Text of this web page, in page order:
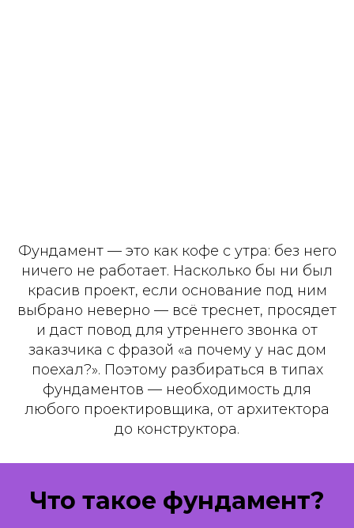
Фундамент — это как кофе с утра: без него
ничего не работает. Насколько бы ни был
красив проект, если основание под ним
выбрано неверно — всё треснет, просядет
и даст повод для утреннего звонка от
заказчика с фразой «а почему у нас дом
поехал?». Поэтому разбираться в типах
фундаментов — необходимость для
любого проектировщика, от архитектора
до конструктора.
Что такое фундамент?